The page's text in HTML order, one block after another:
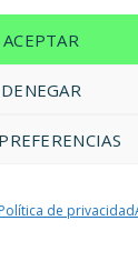
ACEPTAR
DENEGAR
Política de privacidad